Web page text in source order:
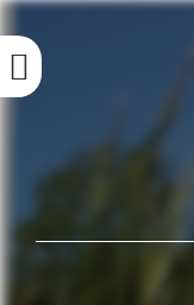
Aller
contenu
principal
Fil
d'Ariane